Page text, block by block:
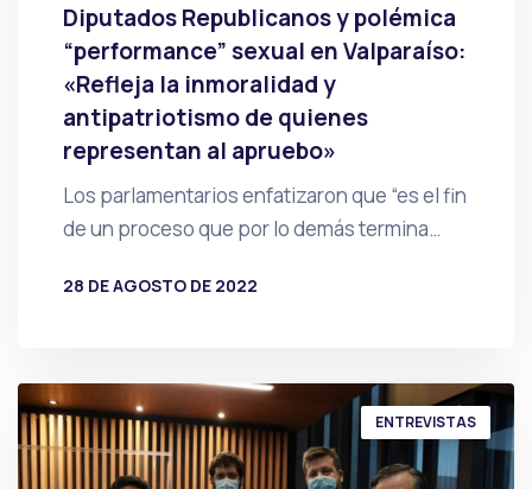
Diputados Republicanos y polémica
“performance” sexual en Valparaíso:
«Refleja la inmoralidad y
antipatriotismo de quienes
representan al apruebo»
Los parlamentarios enfatizaron que “es el fin
de un proceso que por lo demás termina…
28 DE AGOSTO DE 2022
ENTREVISTAS